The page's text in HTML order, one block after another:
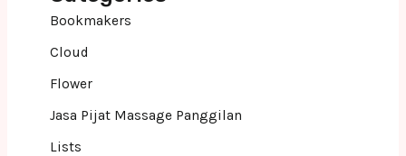
Bookmakers
Cloud
Flower
Jasa Pijat Massage Panggilan
Lists